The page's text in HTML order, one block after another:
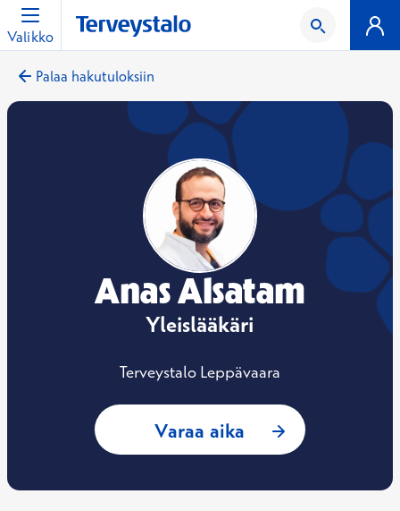
Valikko
Palaa hakutuloksiin
Anas Alsatam
Yleislääkäri
Terveystalo Leppävaara
Varaa aika : Anas Alsatam,